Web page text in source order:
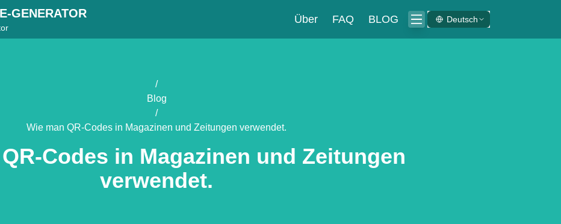
GENERATOR Über FAQ BLOG Deutsch
/
Blog
/
Wie man QR-Codes in Magazinen und Zeitungen verwendet.
Codes in Magazinen und Zeitungen
verwendet.